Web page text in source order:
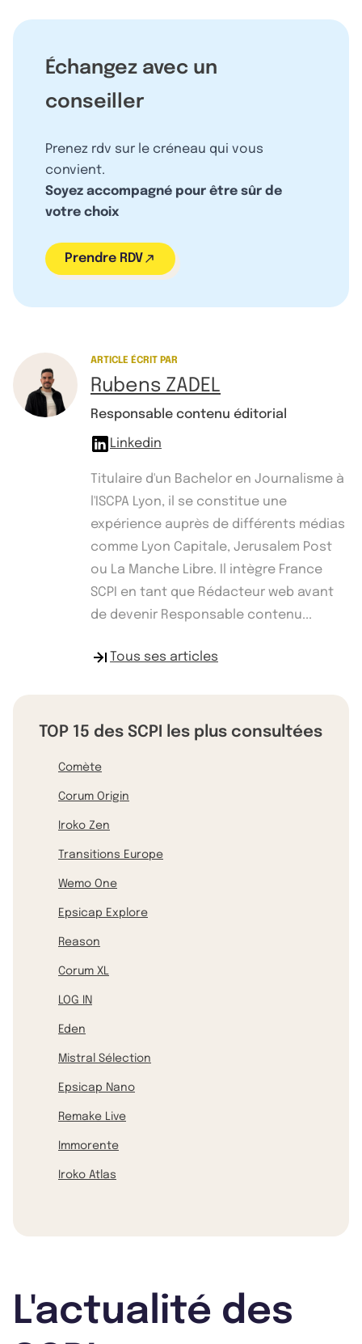
Échangez avec un
conseiller
Prenez rdv sur le créneau qui vous
convient.
Soyez accompagné pour être sûr de
votre choix
Prendre RDV
ARTICLE ÉCRIT PAR
Rubens ZADEL
Responsable contenu éditorial
Linkedin
Titulaire d'un Bachelor en Journalisme à
l'ISCPA Lyon, il se constitue une
expérience auprès de différents médias
comme Lyon Capitale, Jerusalem Post
ou La Manche Libre. Il intègre France
SCPI en tant que Rédacteur web avant
de devenir Responsable contenu...
Tous ses articles
TOP 15 des SCPI les plus consultées
Comète
Corum Origin
Iroko Zen
Transitions Europe
Wemo One
Epsicap Explore
Reason
Corum XL
LOG IN
Eden
Mistral Sélection
Epsicap Nano
Remake Live
Immorente
Iroko Atlas
L'actualité des